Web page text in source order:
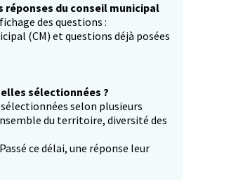
du conseil municipal
des questions :
(CM) et questions déjà posées
sélectionnées ?
selon plusieurs
du territoire, diversité des
ce délai, une réponse leur